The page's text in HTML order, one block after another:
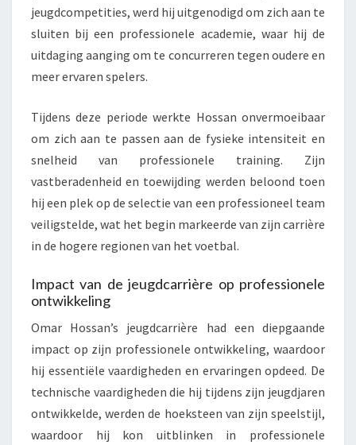
jeugdcompetities, werd hij uitgenodigd om zich aan te
sluiten bij een professionele academie, waar hij de
uitdaging aanging om te concurreren tegen oudere en
meer ervaren spelers.
Tijdens deze periode werkte Hossan onvermoeibaar
om zich aan te passen aan de fysieke intensiteit en
snelheid van professionele training. Zijn
vastberadenheid en toewijding werden beloond toen
hij een plek op de selectie van een professioneel team
veiligstelde, wat het begin markeerde van zijn carrière
in de hogere regionen van het voetbal.
Impact van de jeugdcarrière op professionele
ontwikkeling
Omar Hossan’s jeugdcarrière had een diepgaande
impact op zijn professionele ontwikkeling, waardoor
hij essentiële vaardigheden en ervaringen opdeed. De
technische vaardigheden die hij tijdens zijn jeugdjaren
ontwikkelde, werden de hoeksteen van zijn speelstijl,
waardoor hij kon uitblinken in professionele